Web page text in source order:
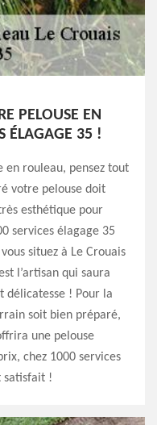
PELOUSE EN
ÉLAGAGE 35 !
en rouleau, pensez tout
votre pelouse doit
esthétique pour
services élagage 35
situez à Le Crouais
l’artisan qui saura
délicatesse ! Pour la
soit bien préparé,
une pelouse
chez 1000 services
satisfait !